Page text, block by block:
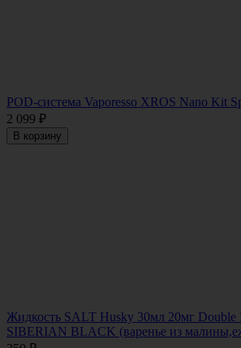
POD-система Vaporesso XROS Nano Kit
2 099 ₽
В корзину
Жидкость SALT Husky 30мл 20мг Double
SIBERIAN BLACK (варенье из